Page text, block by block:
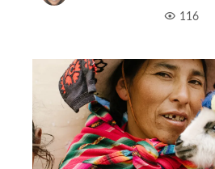
116